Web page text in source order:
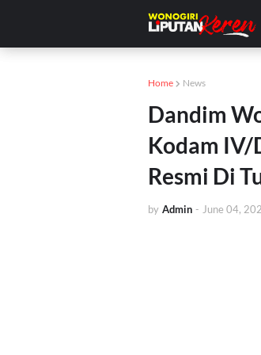
Home News
Dandim
Kodam IV/
Resmi Di
by Admin - June 04,